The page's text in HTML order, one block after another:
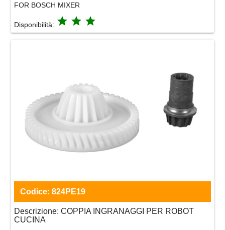
FOR BOSCH MIXER
Disponibilità: grade grade grade
Codice: 824PE19
Descrizione: COPPIA INGRANAGGI PER ROBOT
CUCINA